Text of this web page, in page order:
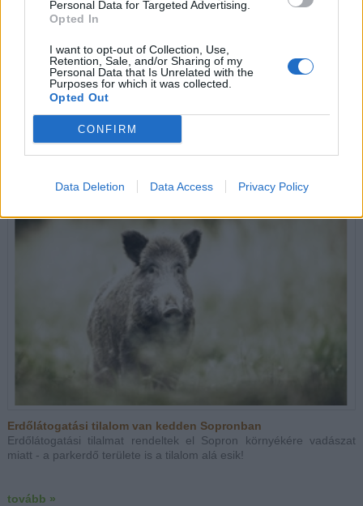
Personal Data for Targeted Advertising.
Opted In
I want to opt-out of Collection, Use,
Retention, Sale, and/or Sharing of my
Personal Data that Is Unrelated with the
Purposes for which it was collected.
Opted Out
CONFIRM
Data Deletion Data Access Privacy Policy
Sorozatos kutyamérgezések Szegeden
A szegedi kertekbe dobálja be a kutyáknak szént mérgezett
falatokat az ismeretlen tettes. Ténykedésének már több kutya is
áldozatául esett.
tovább »
Erdőlátogatási tilalom van kedden Sopronban
Erdőlátogatási tilalmat rendeltek el Sopron környékére vadászat
miatt - a parkerdő területe is a tilalom alá esik!
tovább »